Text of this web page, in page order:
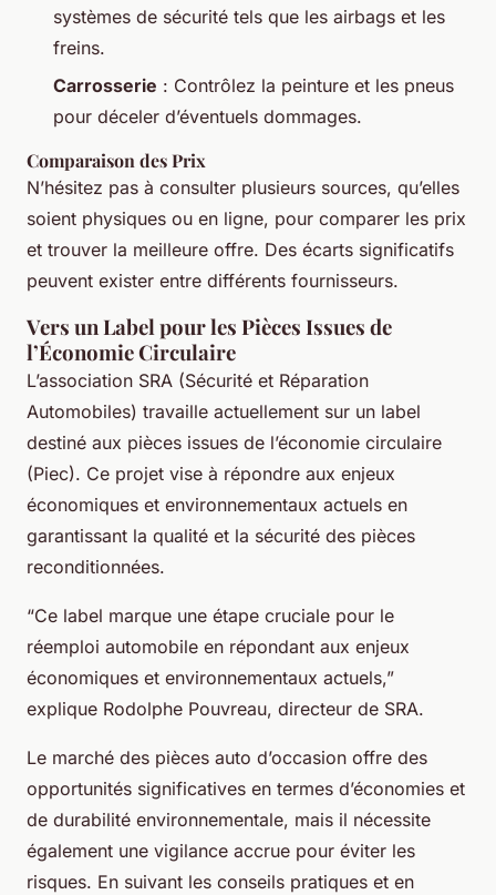
systèmes de sécurité tels que les airbags et les
freins.
Carrosserie : Contrôlez la peinture et les pneus
pour déceler d’éventuels dommages.
Comparaison des Prix
N’hésitez pas à consulter plusieurs sources, qu’elles
soient physiques ou en ligne, pour comparer les prix
et trouver la meilleure offre. Des écarts significatifs
peuvent exister entre différents fournisseurs.
Vers un Label pour les Pièces Issues de
l’Économie Circulaire
L’association SRA (Sécurité et Réparation
Automobiles) travaille actuellement sur un label
destiné aux pièces issues de l’économie circulaire
(Piec). Ce projet vise à répondre aux enjeux
économiques et environnementaux actuels en
garantissant la qualité et la sécurité des pièces
reconditionnées.
“Ce label marque une étape cruciale pour le
réemploi automobile en répondant aux enjeux
économiques et environnementaux actuels,”
explique Rodolphe Pouvreau, directeur de SRA.
Le marché des pièces auto d’occasion offre des
opportunités significatives en termes d’économies et
de durabilité environnementale, mais il nécessite
également une vigilance accrue pour éviter les
risques. En suivant les conseils pratiques et en